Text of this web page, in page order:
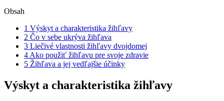
Obsah
1 Výskyt a charakteristika žihľavy
2 Čo v sebe ukrýva žihľava
3 Liečivé vlastnosti žihľavy dvojdomej
4 Ako použiť žihľavu pre svoje zdravie
5 Žihľava a jej vedľajšie účinky
Výskyt a charakteristika žihľavy